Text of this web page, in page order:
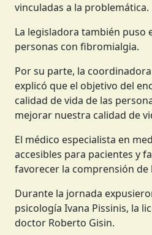
vinculadas a la problemática.
La legisladora también puso
personas con fibromialgia.
Por su parte, la
explicó que el objetivo del
calidad de vida de las
mejorar nuestra calidad de
El médico especialista en
accesibles para pacientes y
favorecer la comprensión
Durante la jornada
psicología Ivana Pissinis, la
doctor Roberto Gisin.